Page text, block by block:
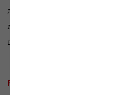
дополняют друг друга:
мечтательного созерцания,
предельно чувственно.
PIAZZA